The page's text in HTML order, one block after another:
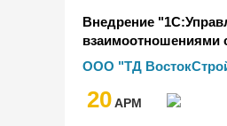
Внедрение
взаимоотношениями
(CRM)" в ООО "ТД
ООО "ТД
20AРМ